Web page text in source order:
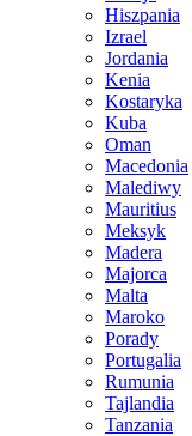
Hiszpania
Izrael
Jordania
Kenia
Kostaryka
Kuba
Oman
Macedonia
Malediwy
Mauritius
Meksyk
Madera
Majorca
Malta
Maroko
Porady
Portugalia
Rumunia
Tajlandia
Tanzania